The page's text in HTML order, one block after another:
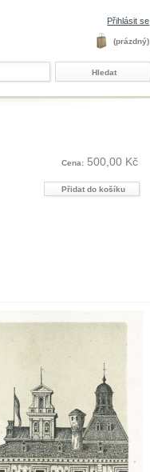
Přihlásit se
(prázdný)
Cena: 500,00 Kč